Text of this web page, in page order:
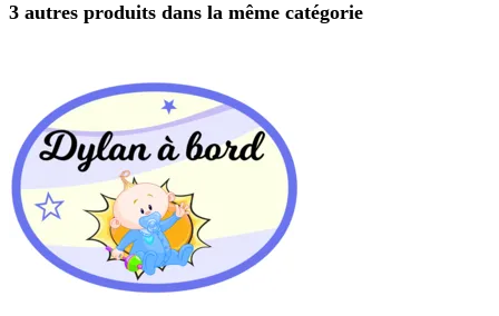
3 autres produits dans la même catégorie